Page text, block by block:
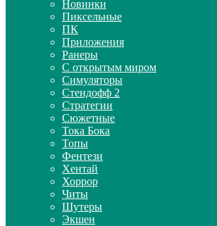
Новинки
Пиксельные
ПК
Приложения
Ранеры
С открытым миром
Симуляторы
Стендофф 2
Стратегии
Сюжетные
Тока Бока
Топы
Фентези
Хентай
Хоррор
Читы
Шутеры
Экшен